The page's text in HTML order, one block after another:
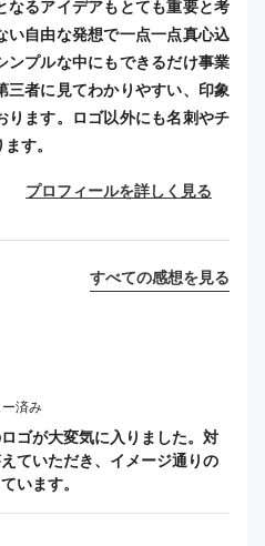
なるアイデアもとても重要と考
い自由な発想で一点一点真心込
ンプルな中にもできるだけ事業
三者に見てわかりやすい、印象
ります。ロゴ以外にも名刺やチ
す。
プロフィールを詳しく見る
すべての感想を見る
済み
ゴが大変気に入りました。対
ていただき、イメージ通りの
います。